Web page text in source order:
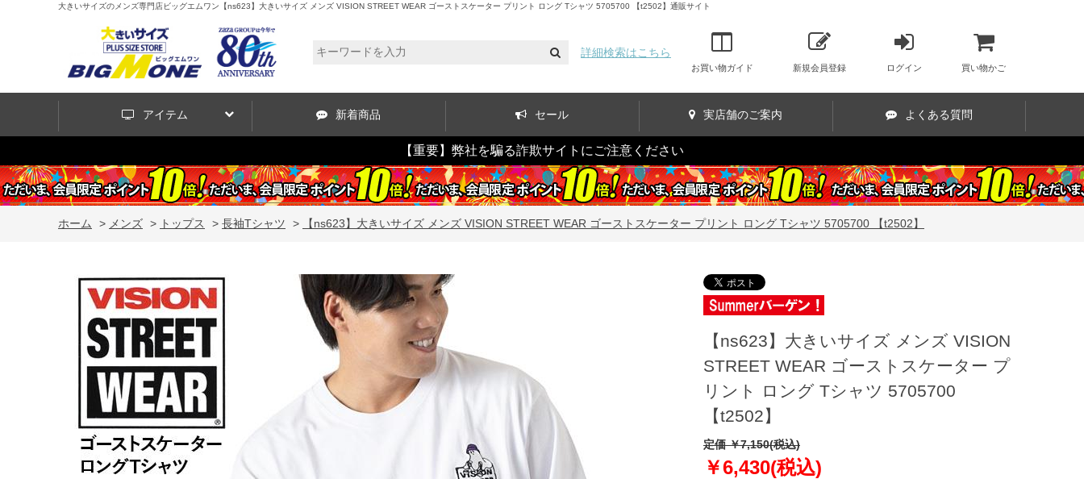
大きいサイズのメンズ専門店ビッグエムワン【ns623】大きいサイズ メンズ VISION STREET WEAR ゴーストスケーター プリント ロング Tシャツ 5705700 【t2502】通販サイト
詳細検索はこちら
お買い物ガイド 新規会員登録 ログイン 買い物かご
アイテム 新着商品 セール 実店舗のご案内 よくある質問
【重要】弊社を騙る詐欺サイトにご注意ください
ホーム > メンズ > トップス > 長袖Tシャツ > 【ns623】大きいサイズ メンズ VISION STREET WEAR ゴーストスケーター プリント ロング Tシャツ 5705700 【t2502】
【ns623】大きいサイズ メンズ VISION
STREET WEAR ゴーストスケーター プ
リント ロング Tシャツ 5705700
【t2502】
定価 ￥7,150(税込)
￥6,430(税込)